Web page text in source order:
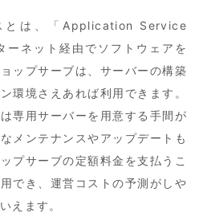
とは、「Application Service
ネット経由でソフトウェアを
ップサーブは、サーバーの構築
環境さえあれば利用できます。
専用サーバーを用意する手間が
メンテナンスやアップデートも
プサーブの定額料金を支払うこ
でき、運営コストの予測がしや
えます。